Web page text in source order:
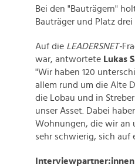
Bei den "Bauträgern"
Bauträger und Platz
Auf die LEADERSNET-
war, antwortete Lukas
"Wir haben 120
allem rund um die Alte
die Lobau und in
unser Asset. Dabei
Wohnungen, die wir an
sehr schwierig, sich auf
Interviewpartner:innen